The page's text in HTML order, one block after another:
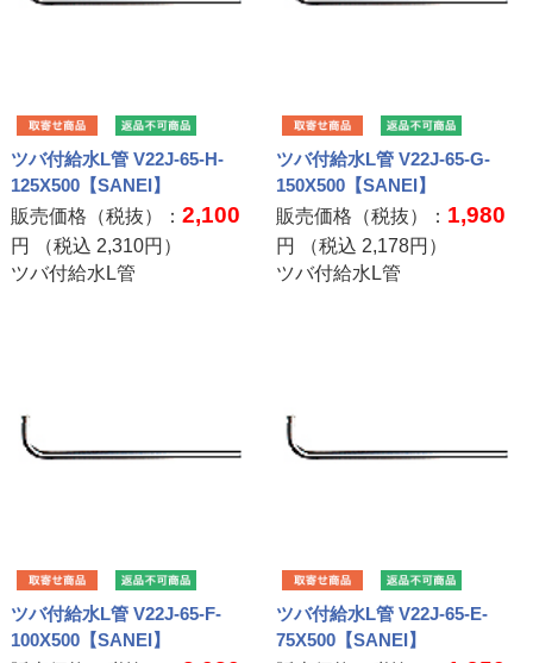
ツバ付給水L管 V22J-65-H-
125X500【SANEI】
販売価格（税抜）： 2,100
円 （税込 2,310円）
ツバ付給水L管
ツバ付給水L管 V22J-65-G-
150X500【SANEI】
販売価格（税抜）： 1,980
円 （税込2,178円）
ツバ付給水L管
ツバ付給水L管 V22J-65-F-
100X500【SANEI】
ツバ付給水L管 V22J-65-E-
75X500【SANEI】